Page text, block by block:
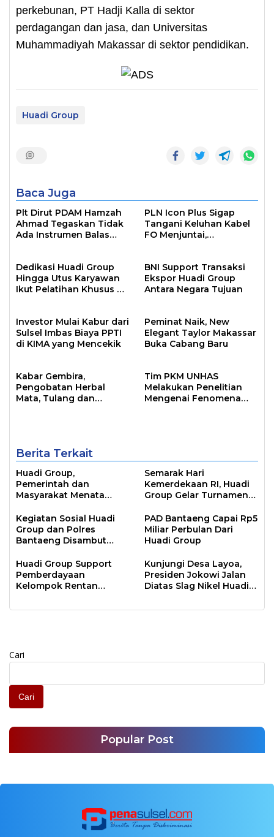
perkebunan, PT Hadji Kalla di sektor
perdagangan dan jasa, dan Universitas
Muhammadiyah Makassar di sektor pendidikan.
Huadi Group
Baca Juga
Plt Dirut PDAM Hamzah
Ahmad Tegaskan Tidak
Ada Instrumen Balas
Kontrak
PLN Icon Plus Sigap
Tangani Keluhan Kabel
FO Menjuntai,
Dedikasi Huadi Group
Hingga Utus Karyawan
Ikut Pelatihan Khusus di
BNI Support Transaksi
Ekspor Huadi Group
Antara Negara Tujuan
Investor Mulai Kabur dari
Sulsel Imbas Biaya PPTI
di KIMA yang Mencekik
Peminat Naik, New
Elegant Taylor Makassar
Buka Cabang Baru
Kabar Gembira,
Pengobatan Herbal
Mata, Tulang dan
Tim PKM UNHAS
Melakukan Penelitian
Mengenai Fenomena
Berita Terkait
Huadi Group,
Pemerintah dan
Masyarakat Menata
Bantaeng
Semarak Hari
Kemerdekaan RI, Huadi
Group Gelar Turnamen
UMKM
Kegiatan Sosial Huadi
Group dan Polres
Bantaeng Disambut
PAD Bantaeng Capai Rp5
Miliar Perbulan Dari
Huadi Group
Huadi Group Support
Pemberdayaan
Kelompok Rentan
Kunjungi Desa Layoa,
Presiden Jokowi Jalan
Diatas Slag Nikel Huadi
Cari
Cari
Popular Post